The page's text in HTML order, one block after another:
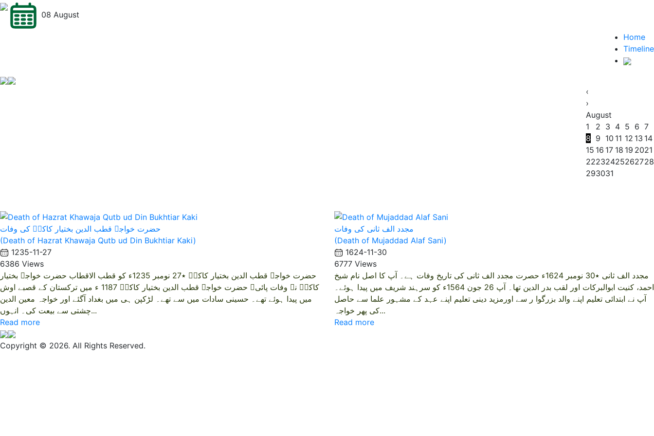
08 August
Home
Timeline
‹
›
August
1
2 3 4 5 6 7
8 9 10 11 12 13 14
15 16 17 18 19 2021
22232425262728
293031
حضرت خواجہ قطب الدین بختیار کاکیؒ کی وفات
(Death of Hazrat Khawaja Qutb ud Din Bukhtiar Kaki)
1235-11-27
6386 Views
حضرت خواجہ قطب الدین بختیار کاکیؒ ٭27 نومبر 1235ء کو قطب الاقطاب حضرت خواجہ بختیار
کاکیؒ نے وفات پائی۔ حضرت خواجہ قطب الدین بختیار کاکیؒ 1187 ء میں ترکستان کے قصبے اوش
میں پیدا ہوئے تھے۔ حسینی سادات میں سے تھے۔ لڑکپن ہی میں بغداد آگئے اور خواجہ معین الدین
چشتی سے بیعت کی۔ انہوں...
Read more
مجدد الف ثانی کی وفات
(Death of Mujaddad Alaf Sani)
1624-11-30
6777 Views
مجدد الف ثانی ٭30 نومبر 1624ء حصرت مجدد الف ثانی کی تاریخ وفات ہے۔ آپ کا اصل نام شیخ
احمد، کنیت ابوالبرکات اور لقب بدر الدین تھا۔ آپ 26 جون 1564ء کو سرہند شریف میں پیدا ہوئے۔
آپ نے ابتدائی تعلیم اپنے والد بزرگوا ر سے اورمزید دینی تعلیم اپنے عہد کے مشہور علما سے حاصل
کی پھر خواجہ...
Read more
Copyright © 2026. All Rights Reserved.